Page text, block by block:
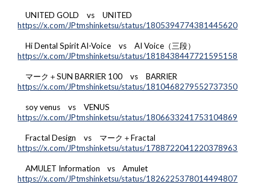
UNITED GOLD vs UNITED
https://x.com/JPtmshinketsu/status/1805394774381445620
Hi Dental Spirit AI-Voice vs AI Voice（三段）
https://x.com/JPtmshinketsu/status/1818438447721595158
マーク＋SUN BARRIER 100 vs BARRIER
https://x.com/JPtmshinketsu/status/1810468279552737350
soy venus vs VENUS
https://x.com/JPtmshinketsu/status/1806633241753104869
Fractal Design vs マーク＋Fractal
https://x.com/JPtmshinketsu/status/1788722041220378963
AMULET Information vs Amulet
https://x.com/JPtmshinketsu/status/1826225378014494807